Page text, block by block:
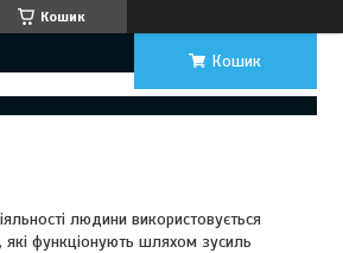
Кошик
Кошик
людини використовується
які функціонують шляхом зусиль